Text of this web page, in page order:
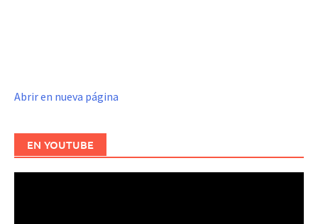
Abrir en nueva página
EN YOUTUBE